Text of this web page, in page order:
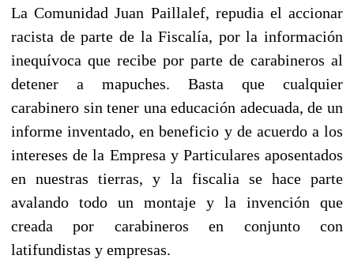
La Comunidad Juan Paillalef, repudia el accionar
racista de parte de la Fiscalía, por la información
inequívoca que recibe por parte de carabineros al
detener a mapuches. Basta que cualquier
carabinero sin tener una educación adecuada, de un
informe inventado, en beneficio y de acuerdo a los
intereses de la Empresa y Particulares aposentados
en nuestras tierras, y la fiscalia se hace parte
avalando todo un montaje y la invención que
creada por carabineros en conjunto con
latifundistas y empresas.